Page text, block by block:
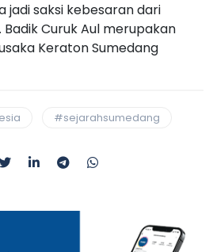
jadi saksi kebesaran dari
Curuk Aul merupakan
Keraton Sumedang
#sejarahsumedang